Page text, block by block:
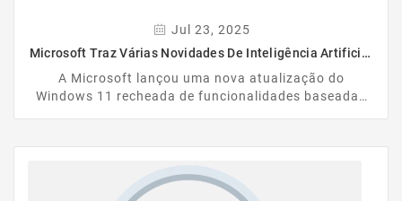
Jul 23, 2025
Microsoft Traz Várias Novidades De Inteligência Artificial
A Microsoft lançou uma nova atualização do
Windows 11 recheada de funcionalidades baseadas
Copilot+ – já podem instalar a versão mais recente do
sistema operativo, que inclui várias melhorias e
experiências inteligentes.